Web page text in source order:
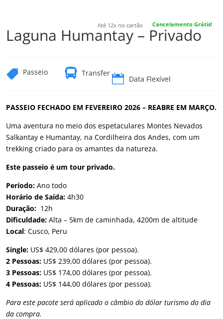
Até 12x no cartão Cancelamento Grátis!
Laguna Humantay – Privado
 Passeio  Transfer  Data Flexível
PASSEIO FECHADO EM FEVEREIRO 2026 – REABRE EM MARÇO.
Uma aventura no meio dos espetaculares Montes Nevados
Salkantay e Humantay, na Cordilheira dos Andes, com um
trekking criado para os amantes da natureza.
Este passeio é um tour privado.
Período: Ano todo
Horário de Saída: 4h30
Duração: 12h
Dificuldade: Alta – 5km de caminhada, 4200m de altitude
Local: Cusco, Peru
Single: US$ 429,00 dólares (por pessoa).
2 Pessoas: US$ 239,00 dólares (por pessoa).
3 Pessoas: US$ 174,00 dólares (por pessoa).
4 Pessoas: US$ 144,00 dólares (por pessoa).
Para este pacote será aplicado o câmbio do dólar turismo do dia
da compra.